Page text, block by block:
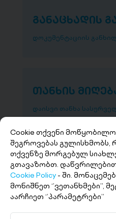
განაცხადის
დოკუმენტაციის
თანხის
დაისვი თანხა
Cookie თქვენი
შეგროვებას
თქვენზე მორგებულ
გთავაზობთ.
Cookie Policy - ში.
მონიშნეთ ‘’ვეთანხმები’’,
აარჩიეთ ‘’პარამეტრები’’